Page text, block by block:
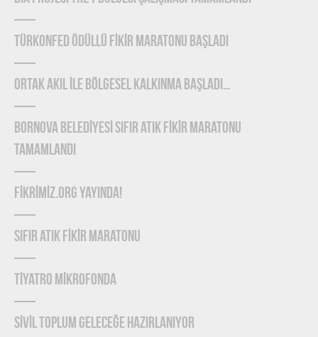
TÜRKONFED Ödüllü FİKİR Maratonu Başladı
ORTAK AKIL İLE BÖLGESEL KALKINMA BAŞLADI…
BORNOVA BELEDİYESİ SIFIR ATIK FİKİR MARATONU
TAMAMLANDI
FİKRİMİZ.ORG YAYINDA!
SIFIR ATIK FİKİR MARATONU
TİYATRO MİKROFONDA
SİVİL TOPLUM GELECEĞE HAZIRLANIYOR